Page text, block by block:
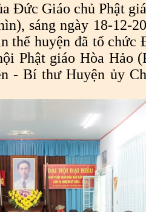
Đức Giáo chủ Phật
sáng ngày 18-12-
huyện đã tổ chức
Phật giáo Hòa Hảo
- Bí thư Huyện ủy